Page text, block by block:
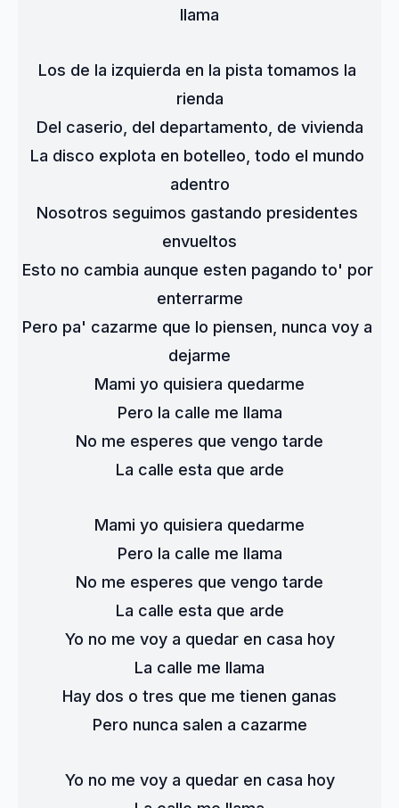
llama
Los de la izquierda en la pista tomamos la
rienda
Del caserio, del departamento, de vivienda
La disco explota en botelleo, todo el mundo
adentro
Nosotros seguimos gastando presidentes
envueltos
Esto no cambia aunque esten pagando to' por
enterrarme
Pero pa' cazarme que lo piensen, nunca voy a
dejarme
Mami yo quisiera quedarme
Pero la calle me llama
No me esperes que vengo tarde
La calle esta que arde
Mami yo quisiera quedarme
Pero la calle me llama
No me esperes que vengo tarde
La calle esta que arde
Yo no me voy a quedar en casa hoy
La calle me llama
Hay dos o tres que me tienen ganas
Pero nunca salen a cazarme
Yo no me voy a quedar en casa hoy